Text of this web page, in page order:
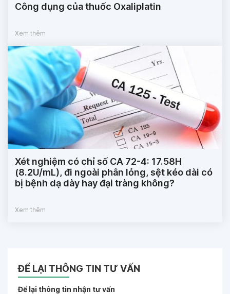
Công dụng của thuốc Oxaliplatin
Xem thêm
Xét nghiệm có chỉ số CA 72-4: 17.58H
(8.2U/mL), đi ngoài phân lỏng, sệt kéo dài có
bị bệnh dạ dày hay đại tràng không?
Xem thêm
ĐỂ LẠI THÔNG TIN TƯ VẤN
Để lại thông tin nhận tư vấn